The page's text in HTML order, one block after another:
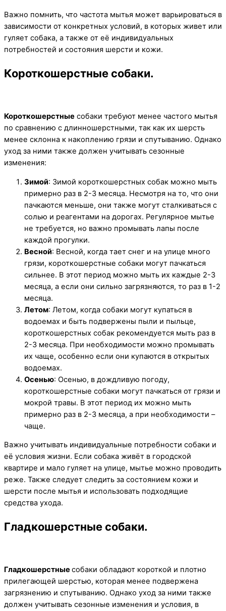
Важно помнить, что частота мытья может варьироваться в
зависимости от конкретных условий, в которых живет или
гуляет собака, а также от её индивидуальных
потребностей и состояния шерсти и кожи.
Короткошерстные собаки.
Короткошерстные собаки требуют менее частого мытья
по сравнению с длинношерстными, так как их шерсть
менее склонна к накоплению грязи и спутыванию. Однако
уход за ними также должен учитывать сезонные
изменения:
Зимой: Зимой короткошерстных собак можно мыть
примерно раз в 2-3 месяца. Несмотря на то, что они
пачкаются меньше, они также могут сталкиваться с
солью и реагентами на дорогах. Регулярное мытье
не требуется, но важно промывать лапы после
каждой прогулки.
Весной: Весной, когда тает снег и на улице много
грязи, короткошерстные собаки могут пачкаться
сильнее. В этот период можно мыть их каждые 2-3
месяца, а если они сильно загрязняются, то раз в 1-2
месяца.
Летом: Летом, когда собаки могут купаться в
водоемах и быть подвержены пыли и пыльце,
короткошерстных собак рекомендуется мыть раз в
2-3 месяца. При необходимости можно промывать
их чаще, особенно если они купаются в открытых
водоемах.
Осенью: Осенью, в дождливую погоду,
короткошерстные собаки могут пачкаться от грязи и
мокрой травы. В этот период их можно мыть
примерно раз в 2-3 месяца, а при необходимости –
чаще.
Важно учитывать индивидуальные потребности собаки и
её условия жизни. Если собака живёт в городской
квартире и мало гуляет на улице, мытье можно проводить
реже. Также следует следить за состоянием кожи и
шерсти после мытья и использовать подходящие
средства ухода.
Гладкошерстные собаки.
Гладкошерстные собаки обладают короткой и плотно
прилегающей шерстью, которая менее подвержена
загрязнению и спутыванию. Однако уход за ними также
должен учитывать сезонные изменения и условия, в